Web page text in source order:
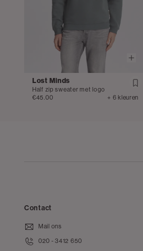
Lost Minds
Half zip sweater met logo
€45.00
+ 6 kleuren
Contact
Mail ons
020 - 3412 650